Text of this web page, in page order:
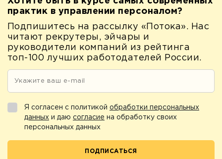
практик в управлении персоналом?
Подпишитесь на рассылку «Потока». Нас
читают рекрутеры, эйчары и
руководители компаний из рейтинга
топ-100 лучших работодателей России.
Я согласен с политикой обработки персональных
данных и даю согласие на обработку своих
персональных данных